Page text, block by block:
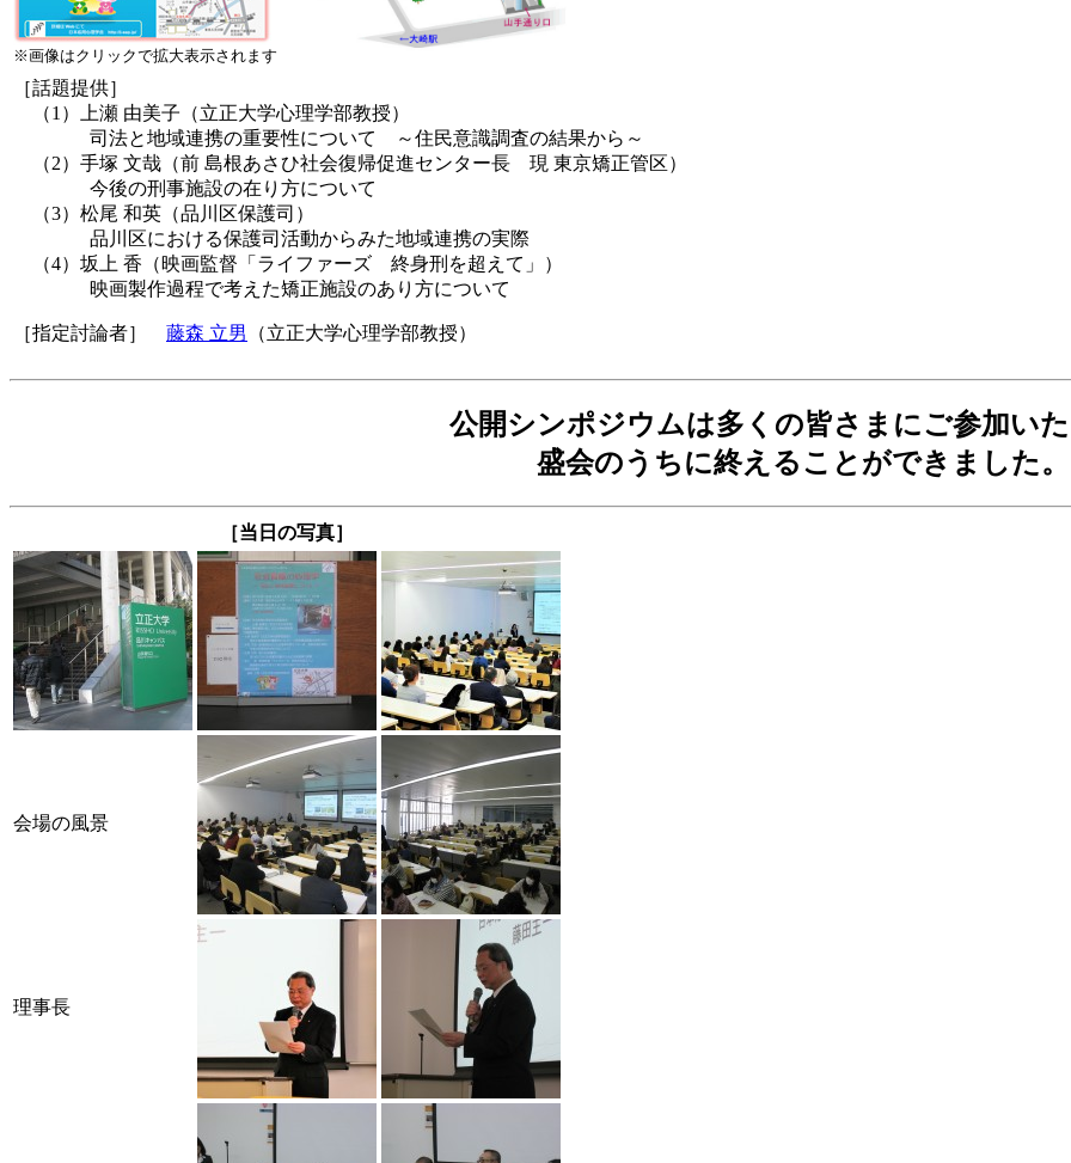
※画像はクリックで拡大表示されます
［話題提供］
（1）上瀬 由美子（立正大学心理学部教授）
司法と地域連携の重要性について ～住民意識調査の結果から～
（2）手塚 文哉（前 島根あさひ社会復帰促進センター長 現 東京矯正管区）
今後の刑事施設の在り方について
（3）松尾 和英（品川区保護司）
品川区における保護司活動からみた地域連携の実際
（4）坂上 香（映画監督「ライファーズ 終身刑を超えて」）
映画製作過程で考えた矯正施設のあり方について
［指定討論者］ 藤森 立男 （立正大学心理学部教授）
公開シンポジウムは多くの皆さまにご参加い
盛会のうちに終えることができました。
［当日の写真］
会場の風景
理事長